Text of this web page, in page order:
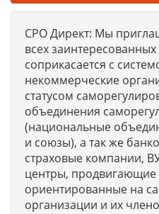
СРО Директ: Мы
всех
соприкасается с
некоммерческие
статусом
объединения
(национальные
и союзы), а так же
страховые компании,
центры, продвигающие
ориентированные на
организации и их